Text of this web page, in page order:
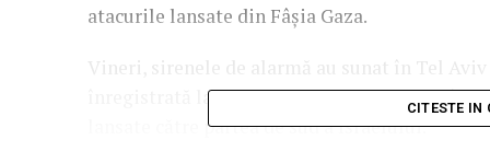
atacurile lansate din Fâșia Gaza.
înregistrată lansarea a două rachete din
lansate către partea de sud a Israelului.
CITESTE IN